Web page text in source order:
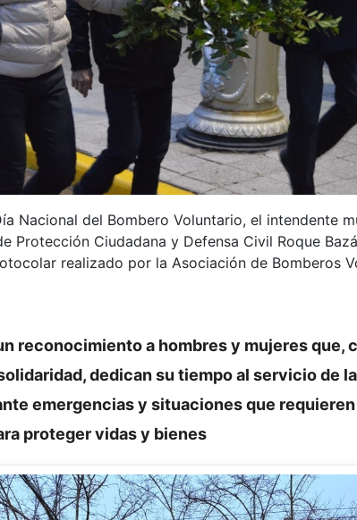
Nacional del Bombero Voluntario, el intendente
Protección Ciudadana y Defensa Civil Roque
realizado por la Asociación de Bomberos
reconocimiento a hombres y mujeres que,
dedican su tiempo al servicio de
emergencias y situaciones que requieren
proteger vidas y bienes